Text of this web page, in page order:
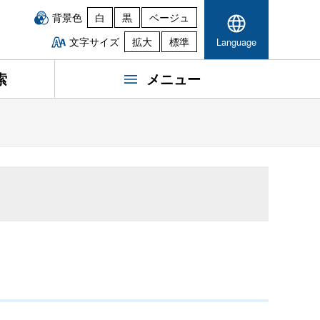
背景色 白 黒
ベージュ
文字サイズ
拡大 標準 Language
メニュー